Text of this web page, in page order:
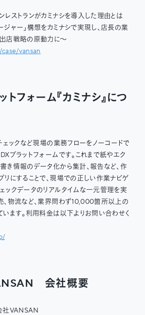
レストランがカミナシを導入した理由とは
ジャー」構想をカミナシで実現し、店長の業
店戦略の原動力に〜
vansan
フォーム『カミナシ』につ
ェックなど現場の業務フローをノーコードで
プラットフォームです。これまで紙やエク
き情報のデータ化から集計、報告など、作
リにすることで、現場での正しい作業ナビゲ
ックデータのリアルタイムな一元管理を実
、物流など、業界問わず10,000箇所以上の
ます。利用料金は以下よりお問い合わせく
会社概要
VANSAN